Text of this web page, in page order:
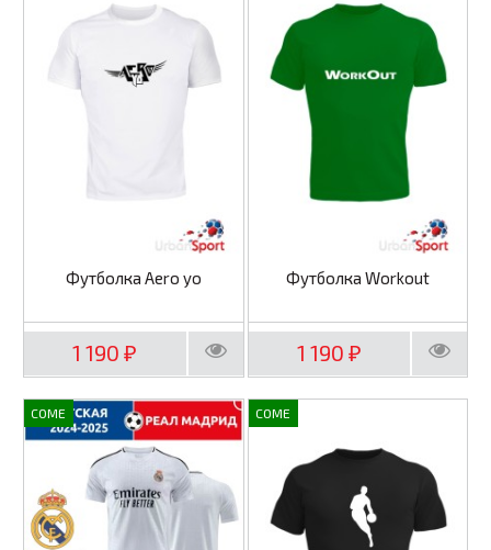
Футболка Aero yo
1 190₽
Футболка Workout
1 190 ₽
COME COME